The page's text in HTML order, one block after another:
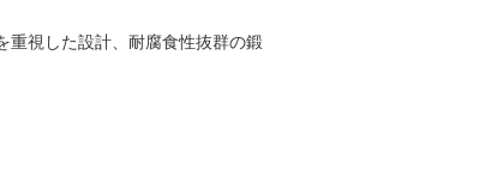
重視した設計、耐腐食性抜群の鍛